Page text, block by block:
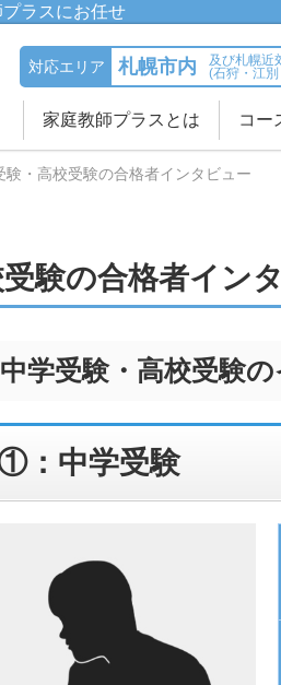
ラスにお任せ
対応エリア 札幌市内
及び札幌近
(石狩・江
家庭教師プラスとは コー
験・高校受験の合格者インタビュー
験の合格者イン
中学受験・高校受験
：中学受験